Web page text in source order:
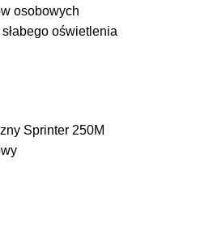
osobowych
oświetlenia
Sprinter 250M